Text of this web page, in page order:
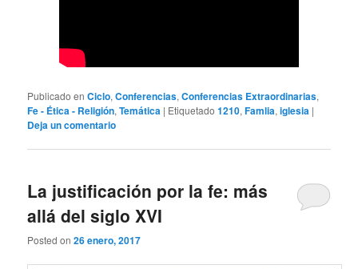
Publicado en Ciclo,Conferencias,Conferencias Extraordinarias,
Fe - Ética - Religión,Temática | Etiquetado 1210,Famlia,iglesia |
Deja un comentario
La justificación por la fe: más
allá del siglo XVI
Posted on26 enero, 2017